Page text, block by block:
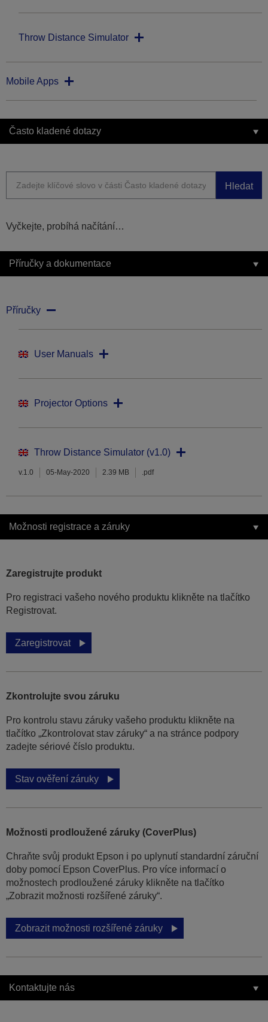
Throw Distance Simulator
Mobile Apps
Často kladené dotazy
Hledat
Vyčkejte, probíhá načítání…
Příručky a dokumentace
Příručky
User Manuals
Projector Options
Throw Distance Simulator (v1.0)
v.1.0 05-May-2020 2.39 MB .pdf
Možnosti registrace a záruky
Zaregistrujte produkt
Pro registraci vašeho nového produktu klikněte na tlačítko
Registrovat.
Zaregistrovat
Zkontrolujte svou záruku
Pro kontrolu stavu záruky vašeho produktu klikněte na
tlačítko „Zkontrolovat stav záruky“ a na stránce podpory
zadejte sériové číslo produktu.
Stav ověření záruky
Možnosti prodloužené záruky (CoverPlus)
Chraňte svůj produkt Epson i po uplynutí standardní záruční
doby pomocí Epson CoverPlus. Pro více informací o
možnostech prodloužené záruky klikněte na tlačítko
„Zobrazit možnosti rozšířené záruky“.
Zobrazit možnosti rozšířené záruky
Kontaktujte nás